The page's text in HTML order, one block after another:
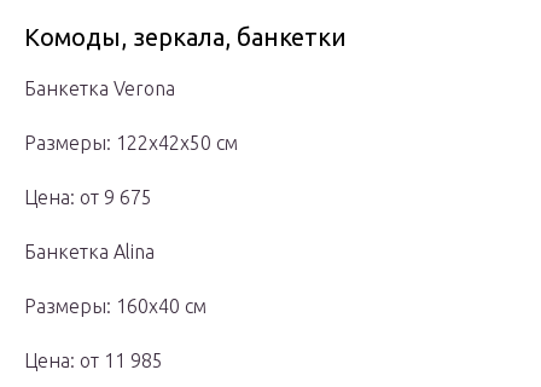
Комоды, зеркала, банкетки
Банкетка Verona
Размеры: 122х42х50 см
Цена: от 9 675
Банкетка Alina
Размеры: 160х40 см
Цена: от 11 985